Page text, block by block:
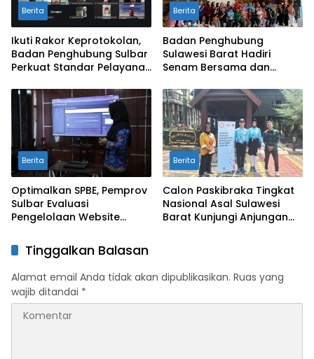
Berita
Ikuti Rakor Keprotokolan,
Badan Penghubung Sulbar
Perkuat Standar Pelayanan
Berita
Badan Penghubung
Sulawesi Barat Hadiri
Senam Bersama dan
dengan Anjungan Daerah
Berita
Optimalkan SPBE, Pemprov
Sulbar Evaluasi
Pengelolaan Website
Berita
Calon Paskibraka Tingkat
Nasional Asal Sulawesi
Barat Kunjungi Anjungan
Tinggalkan Balasan
Alamat email Anda tidak akan dipublikasikan. Ruas yang
wajib ditandai *